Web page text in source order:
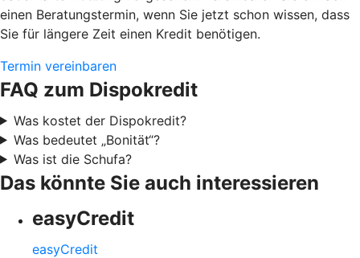
einen Beratungstermin, wenn Sie jetzt schon wissen, dass
Sie für längere Zeit einen Kredit benötigen.
Termin vereinbaren
FAQ zum Dispokredit
Was kostet der Dispokredit?
Was bedeutet „Bonität“?
Was ist die Schufa?
Das könnte Sie auch interessieren
easyCredit
easyCredit